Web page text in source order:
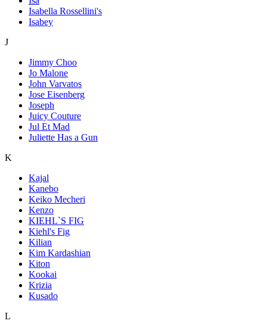
Isabella Rossellini's
Isabey
J
Jimmy Choo
Jo Malone
John Varvatos
Jose Eisenberg
Joseph
Juicy Couture
Jul Et Mad
Juliette Has a Gun
K
Kajal
Kanebo
Keiko Mecheri
Kenzo
KIEHL`S FIG
Kiehl's Fig
Kilian
Kim Kardashian
Kiton
Kookai
Krizia
Kusado
L